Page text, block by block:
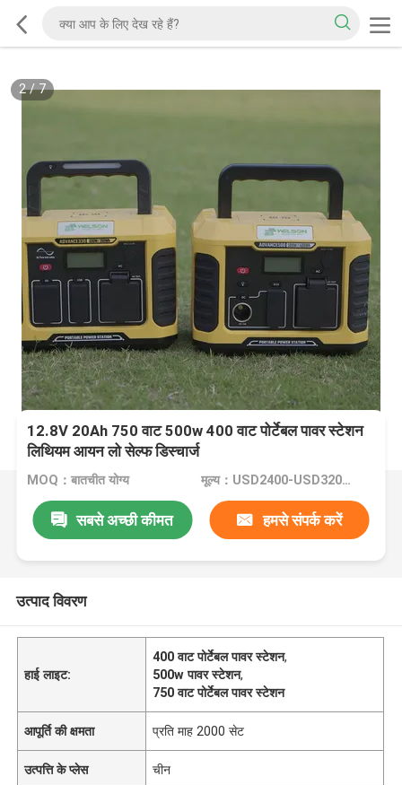
2/7
12.8V 20Ah 750 वाट 500w 400 वाट पोर्टेबल पावर स्टेशन
लिथियम आयन लो सेल्फ डिस्चार्ज
MOQ：बातचीत योग्य मूल्य：USD2400-USD3200/whole ststem
सबसे अच्छी कीमत हमसे संपर्क करें
उत्पाद विवरण
हाई लाइट:
400 वाट पोर्टेबल पावर स्टेशन,
500w पावर स्टेशन,
750 वाट पोर्टेबल पावर स्टेशन
आपूर्ति की क्षमता प्रति माह 2000 सेट
उत्पत्ति के प्लेस चीन